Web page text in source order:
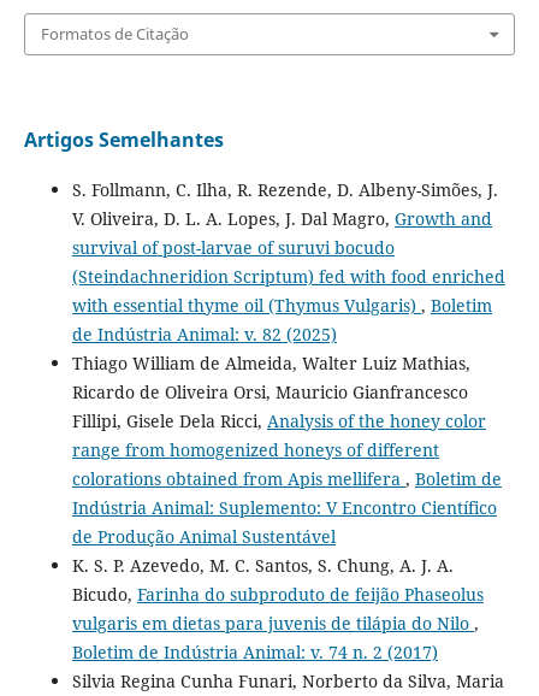
Formatos de Citação
Artigos Semelhantes
S. Follmann, C. Ilha, R. Rezende, D. Albeny-Simões, J.
V. Oliveira, D. L. A. Lopes, J. Dal Magro, Growth and
survival of post-larvae of suruvi bocudo
(Steindachneridion Scriptum) fed with food enriched
with essential thyme oil (Thymus Vulgaris) , Boletim
de Indústria Animal: v. 82 (2025)
Thiago William de Almeida, Walter Luiz Mathias,
Ricardo de Oliveira Orsi, Mauricio Gianfrancesco
Fillipi, Gisele Dela Ricci, Analysis of the honey color
range from homogenized honeys of different
colorations obtained from Apis mellifera , Boletim de
Indústria Animal: Suplemento: V Encontro Científico
de Produção Animal Sustentável
K. S. P. Azevedo, M. C. Santos, S. Chung, A. J. A.
Bicudo, Farinha do subproduto de feijão Phaseolus
vulgaris em dietas para juvenis de tilápia do Nilo ,
Boletim de Indústria Animal: v. 74 n. 2 (2017)
Silvia Regina Cunha Funari, Norberto da Silva, Maria